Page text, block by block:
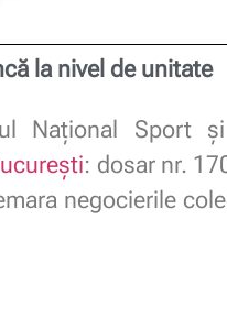
la nivel de unitate
Național Sport
: dosar nr.
negocierile